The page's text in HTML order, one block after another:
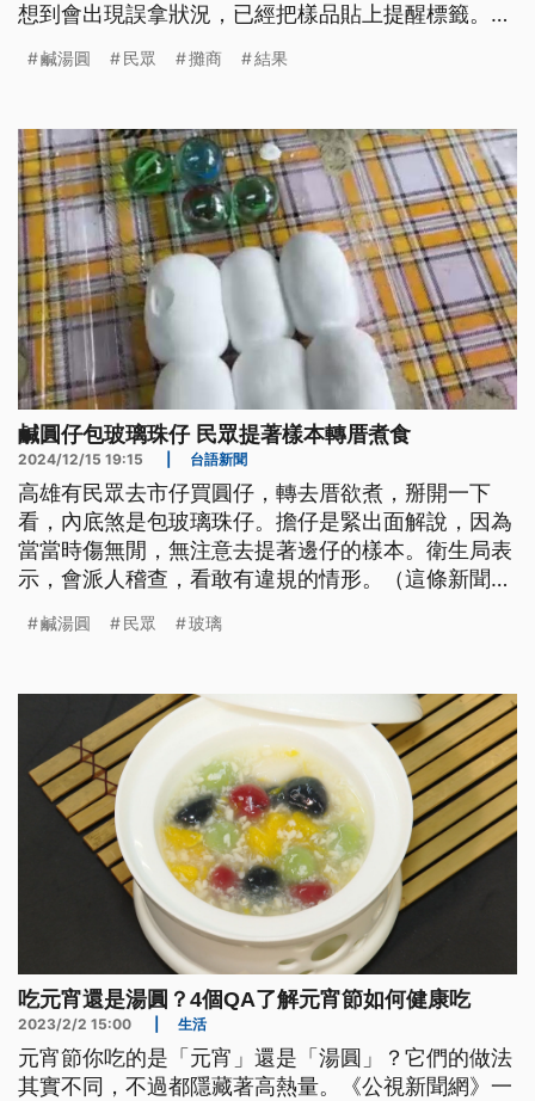
想到會出現誤拿狀況，已經把樣品貼上提醒標籤。衛
鹹湯圓 民眾 攤商 結果
鹹圓仔包玻璃珠仔 民眾提著樣本轉厝煮食
2024/12/15 19:15 台語新聞
高雄有民眾去市仔買圓仔，轉去厝欲煮，掰開一下
看，內底煞是包玻璃珠仔。擔仔是緊出面解說，因為
當當時傷無閒，無注意去提著邊仔的樣本。衛生局表
示，會派人稽查，看敢有違規的情形。（這條新聞標
鹹湯圓 民眾 玻璃
吃元宵還是湯圓？4個QA了解元宵節如何健康吃
2023/2/2 15:00 生活
元宵節你吃的是「元宵」還是「湯圓」？它們的做法
其實不同，不過都隱藏著高熱量。《公視新聞網》一